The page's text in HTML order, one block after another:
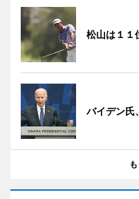
松山は１
バイデン氏